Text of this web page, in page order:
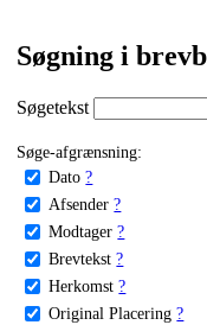
Søgning i
Søgetekst
Søge-afgrænsning:
Dato ?
Afsender ?
Modtager ?
Brevtekst ?
Herkomst ?
Original Placering ?